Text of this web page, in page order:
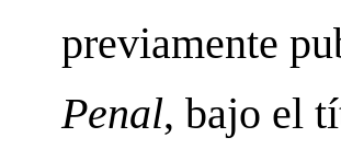
previamente
Penal, bajo el